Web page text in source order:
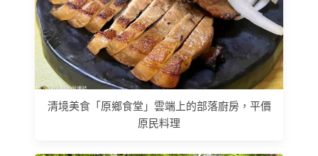
清境美食「原鄉食堂」雲端上的部落廚房，平價
原民料理